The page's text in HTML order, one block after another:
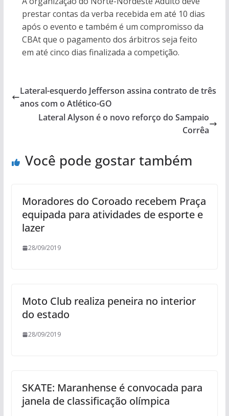
prestar contas da verba recebida em até 10 dias
após o evento e também é um compromisso da
CBAt que o pagamento dos árbitros seja feito
em até cinco dias finalizada a competição.
Lateral-esquerdo Jefferson assina contrato de três
anos com o Atlético-GO
Lateral Alyson é o novo reforço do Sampaio
Corrêa
Você pode gostar também
Moradores do Coroado recebem Praça
equipada para atividades de esporte e
lazer
28/09/2019
Moto Club realiza peneira no interior
do estado
28/09/2019
SKATE: Maranhense é convocada para
janela de classificação olímpica